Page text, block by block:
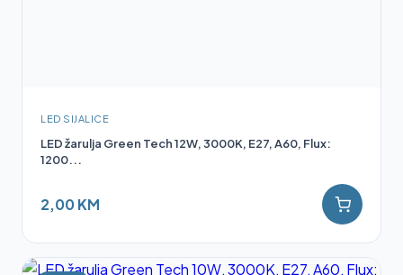
LED SIJALICE
LED žarulja Green Tech 12W, 3000K, E27, A60, Flux:
1200...
2,00 KM